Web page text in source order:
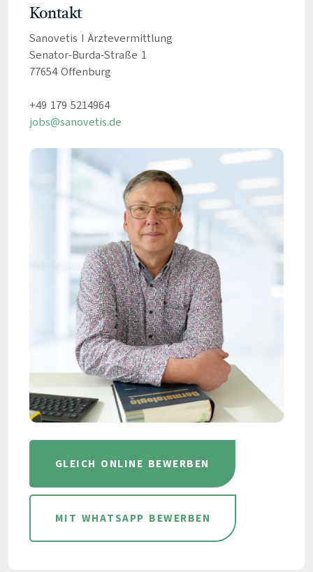
Kontakt
Sanovetis I Ärztevermittlung
Senator-Burda-Straße 1
77654 Offenburg
+49 179 5214964
jobs@sanovetis.de
GLEICH ONLINE BEWERBEN
MIT WHATSAPP BEWERBEN